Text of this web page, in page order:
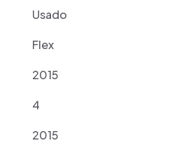
Usado
Flex
2015
4
2015